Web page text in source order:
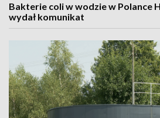
Bakterie coli w wodzie w Polance
wydał komunikat